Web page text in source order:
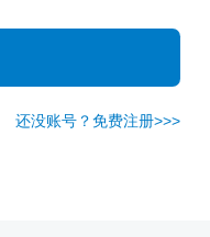
还没账号？免费注册>>>